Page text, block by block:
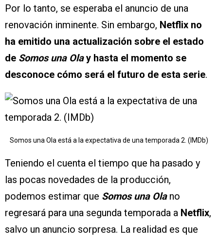
Por lo tanto, se esperaba el anuncio de una
renovación inminente. Sin embargo, Netflix no
ha emitido una actualización sobre el estado
de Somos una Olay hasta el momento se
desconoce cómo será el futuro de esta serie.
Somos una Ola está a la expectativa de una temporada 2. (IMDb)
Teniendo el cuenta el tiempo que ha pasado y
las pocas novedades de la producción,
podemos estimar que Somos una Olano
regresará para una segunda temporada a Netflix,
salvo un anuncio sorpresa. La realidad es que